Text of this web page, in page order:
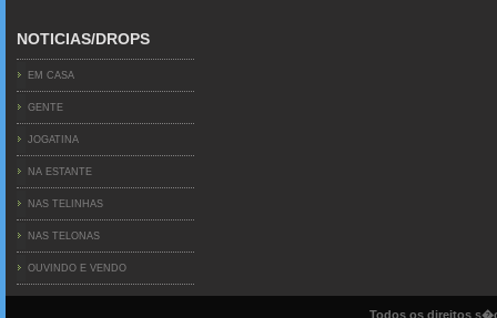
NOTICIAS/DROPS
EM CASA
GENTE
JOGATINA
NA ESTANTE
NAS TELINHAS
NAS TELONAS
OUVINDO E VENDO
Todos os direitos